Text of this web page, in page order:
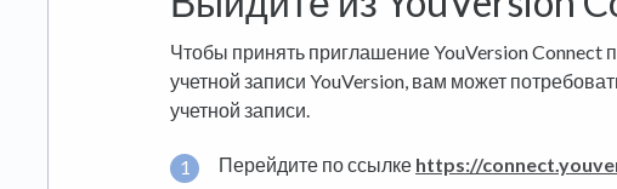
Чтобы принять приглашение YouVersion Connect
учетной записи YouVersion, вам может
учетной записи.
Перейдите по ссылке https://